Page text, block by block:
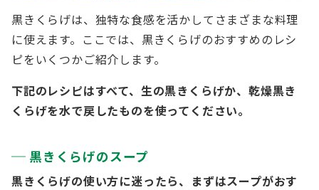
黒きくらげは、独特な食感を活かしてさまざまな料理
に使えます。ここでは、黒きくらげのおすすめのレシ
ピをいくつかご紹介します。
下記のレシピはすべて、生の黒きくらげか、乾燥黒き
くらげを水で戻したものを使ってください。
黒きくらげのスープ
黒きくらげの使い方に迷ったら、まずはスープがおす